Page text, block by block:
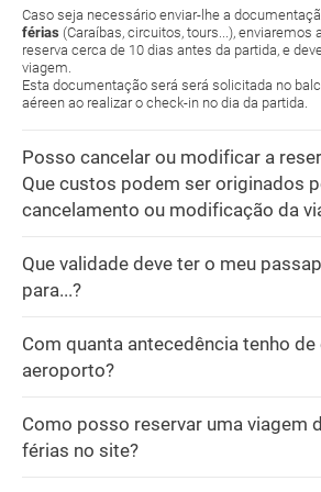
Caso seja necessário enviar-lhe a
férias (Caraíbas, circuitos, tours...), enviaremos
reserva cerca de 10 dias antes da partida, e
viagem.
Esta documentação será será solicitada no
aéreen ao realizar o check-in no dia da partida.
Posso cancelar ou modificar a
Que custos podem ser originados
cancelamento ou modificação da
Que validade deve ter o meu
para...?
Com quanta antecedência tenho de
aeroporto?
Como posso reservar uma viagem
férias no site?